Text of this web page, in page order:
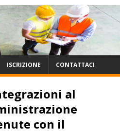
ISCRIZIONE CONTATTACI
al
con il